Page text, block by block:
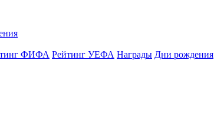
ФИФА Рейтинг УЕФА Награды Дни рождения